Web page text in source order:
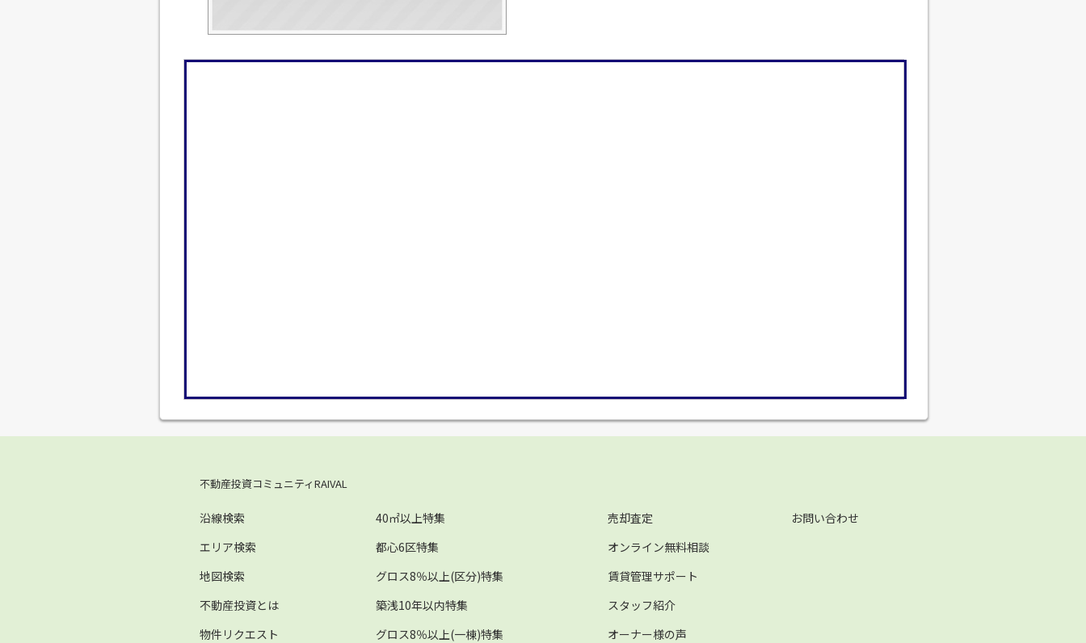
不動産投資コミュニティRAIVAL
沿線検索
エリア検索
地図検索
不動産投資とは
物件リクエスト
40㎡以上特集
都心6区特集
グロス8％以上(区分)特集
築浅10年以内特集
グロス8％以上(一棟)特集
売却査定
オンライン無料相談
賃貸管理サポート
スタッフ紹介
オーナー様の声
お問い合わせ